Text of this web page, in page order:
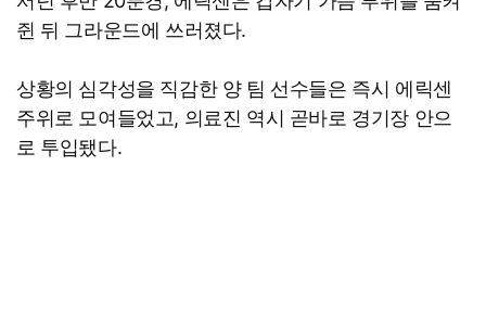
쥔 뒤 그라운드에 쓰러졌다.
상황의 심각성을 직감한 양 팀 선수들은 즉시 에릭센
주위로 모여들었고, 의료진 역시 곧바로 경기장 안으
로 투입됐다.